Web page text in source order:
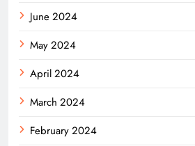
June 2024
May 2024
April 2024
March 2024
February 2024